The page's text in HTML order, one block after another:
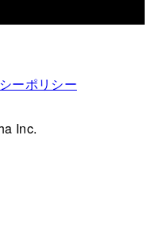
ーポリシー
Inc.